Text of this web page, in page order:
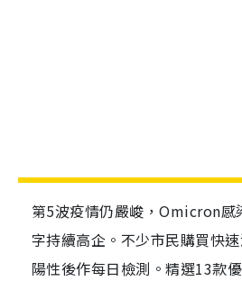
第5波疫情仍嚴峻，Omicron感
字持續高企。不少市民購買快
陽性後作每日檢測。精選13款